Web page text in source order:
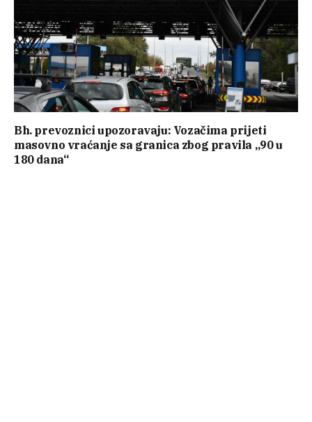
Bh. prevoznici upozoravaju: Vozačima prijeti
masovno vraćanje sa granica zbog pravila „90 u
180 dana“